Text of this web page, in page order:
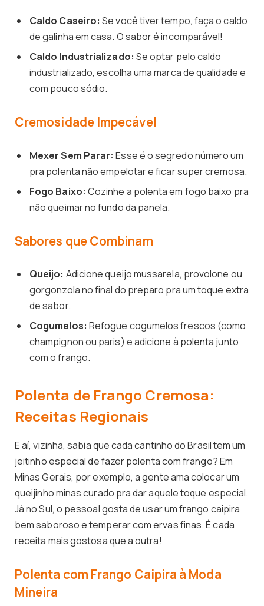
Caldo Caseiro: Se você tiver tempo, faça o caldo
de galinha em casa. O sabor é incomparável!
Caldo Industrializado: Se optar pelo caldo
industrializado, escolha uma marca de qualidade e
com pouco sódio.
Cremosidade Impecável
Mexer Sem Parar: Esse é o segredo número um
pra polenta não empelotar e ficar super cremosa.
Fogo Baixo: Cozinhe a polenta em fogo baixo pra
não queimar no fundo da panela.
Sabores que Combinam
Queijo: Adicione queijo mussarela, provolone ou
gorgonzola no final do preparo pra um toque extra
de sabor.
Cogumelos: Refogue cogumelos frescos (como
champignon ou paris) e adicione à polenta junto
com o frango.
Polenta de Frango Cremosa:
Receitas Regionais
E aí, vizinha, sabia que cada cantinho do Brasil tem um
jeitinho especial de fazer polenta com frango? Em
Minas Gerais, por exemplo, a gente ama colocar um
queijinho minas curado pra dar aquele toque especial.
Já no Sul, o pessoal gosta de usar um frango caipira
bem saboroso e temperar com ervas finas. É cada
receita mais gostosa que a outra!
Polenta com Frango Caipira à Moda
Mineira